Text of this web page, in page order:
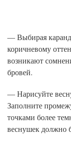
— Выбирая
коричневому
возникают
бровей.
— Нарисуйте
Заполните
точками более
веснушек должно